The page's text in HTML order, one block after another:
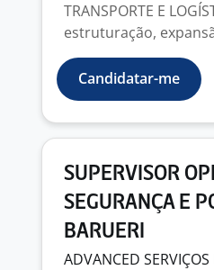
TRANSPORTE E
estruturação,
Candidatar-me
SUPERVISOR
SEGURANÇA E
BARUERI
ADVANCED SERVIÇOS